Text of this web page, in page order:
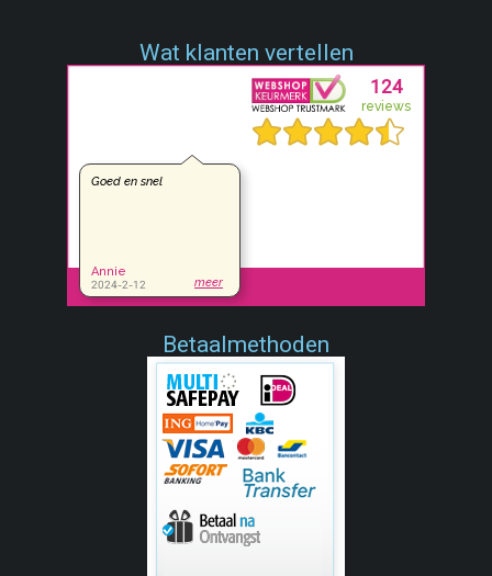
Wat klanten vertellen
Betaalmethoden